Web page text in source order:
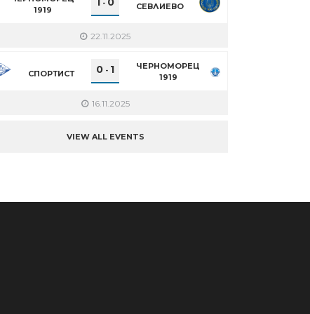
1919
- СЕВЛИЕВО
22.11.2025
СПОРТИСТ 0 - 1
ЧЕРНОМОРЕЦ
1919
16.11.2025
VIEW ALL EVENTS